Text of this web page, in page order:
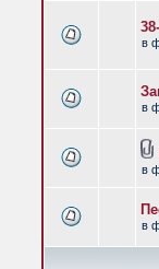
в
в
в
в